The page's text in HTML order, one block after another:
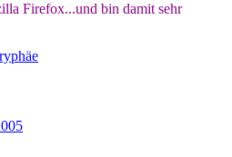
Firefox...und bin damit sehr